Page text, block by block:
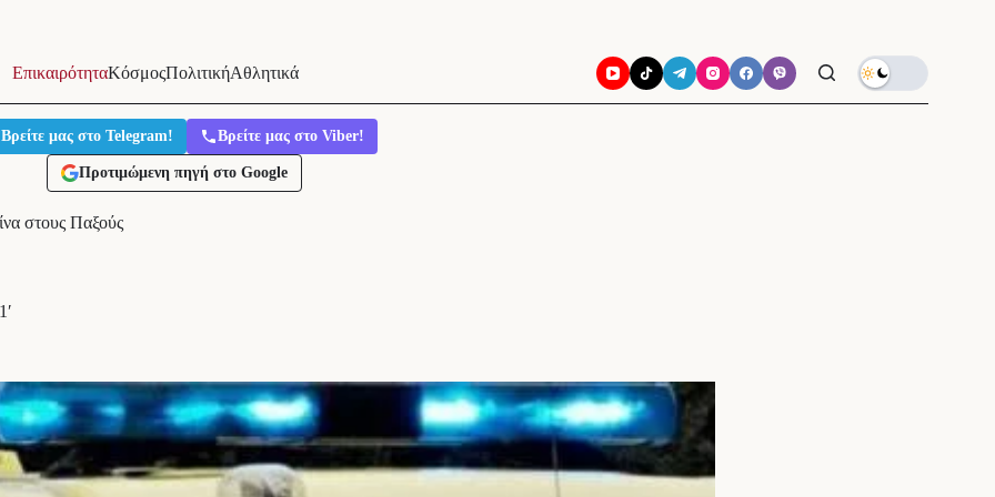
ΕπικαιρότηταΚόσμοςΠολιτικήΑθλητικά
Βρείτε μας στο Telegram! Βρείτε μας στο Viber!
Προτιμώμενη πηγή στο Google
στους Παξούς
1′